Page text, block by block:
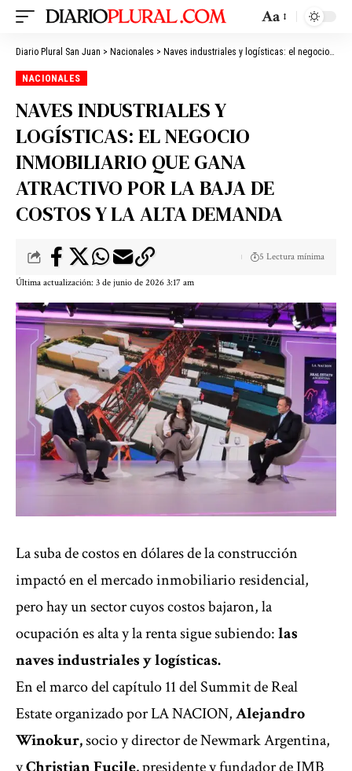
Aa
Diario Plural San Juan > Nacionales > Naves industriales y logísticas: el negocio inmobiliario que gana atractivo por la baja de costos y la alta demanda
NACIONALES
NAVES INDUSTRIALES Y
LOGÍSTICAS: EL NEGOCIO
INMOBILIARIO QUE GANA
ATRACTIVO POR LA BAJA DE
COSTOS Y LA ALTA DEMANDA
Última actualización: 3 de junio de 2026 3:17 am
5 Lectura mínima
La suba de costos en dólares de la construcción
impactó en el mercado inmobiliario residencial,
pero hay un sector cuyos costos bajaron, la
ocupación es alta y la renta sigue subiendo:las
naves industriales y logísticas.
En el marco del capítulo 11 del Summit de Real
Estate organizado por LA NACION,Alejandro
Winokur,socio y director de Newmark Argentina,